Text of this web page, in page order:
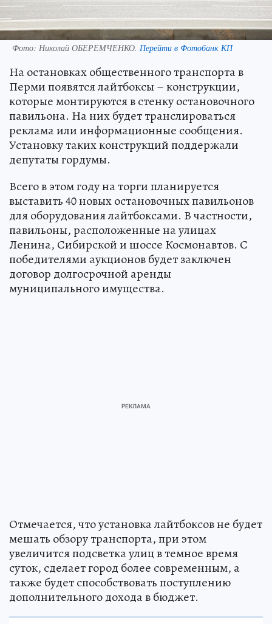
Фото: Николай ОБЕРЕМЧЕНКО. Перейти в Фотобанк КП
На остановках общественного транспорта в
Перми появятся лайтбоксы – конструкции,
которые монтируются в стенку остановочного
павильона. На них будет транслироваться
реклама или информационные сообщения.
Установку таких конструкций поддержали
депутаты гордумы.
Всего в этом году на торги планируется
выставить 40 новых остановочных павильонов
для оборудования лайтбоксами. В частности,
павильоны, расположенные на улицах
Ленина, Сибирской и шоссе Космонавтов. С
победителями аукционов будет заключен
договор долгосрочной аренды
муниципального имущества.
Отмечается, что установка лайтбоксов не будет
мешать обзору транспорта, при этом
увеличится подсветка улиц в темное время
суток, сделает город более современным, а
также будет способствовать поступлению
дополнительного дохода в бюджет.